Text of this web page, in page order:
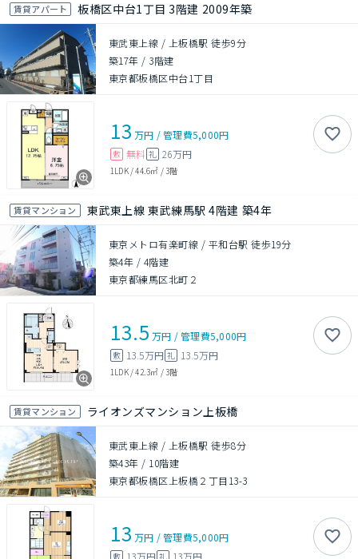
賃貸アパート 板橋区中台1丁目 3階建 2009年築
東武東上線 / 上板橋駅 徒歩9分
築17年 / 3階建
東京都板橋区中台1丁目
13 万円 /管理費5,000円
敷 無料 礼 26万円
1LDK/44.6㎡ /3階
賃貸マンション 東武東上線 東武練馬駅 4階建 築4年
東京メトロ有楽町線 / 平和台駅 徒歩19分
築4年 / 4階建
東京都練馬区北町２
13.5 万円 /管理費5,000円
敷 13.5万円 礼 13.5万円
1LDK/42.3㎡ /3階
賃貸マンション ライオンズマンション上板橋
東武東上線 / 上板橋駅 徒歩8分
築43年 / 10階建
東京都板橋区上板橋２丁目13-3
13 万円 /管理費5,000円
敷 13万円 礼 13万円